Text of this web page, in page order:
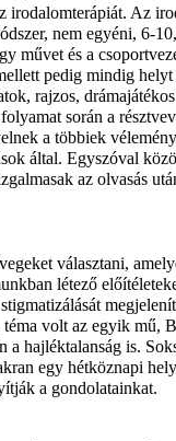
irodalomterápiát. Az
nem egyéni, 6-10,
művet és a
pedig mindig
rajzos,
során a
a többiek
által. Egyszóval
az olvasás
választani,
létező
volt az egyik mű,
a hajléktalanság is.
egy hétköznapi
a gondolatainkat.